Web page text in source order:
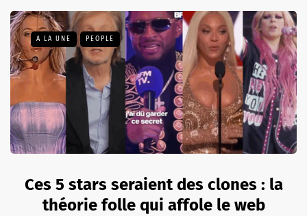
A LA UNE PEOPLE
Ces 5 stars seraient des clones : la
théorie folle qui affole le web